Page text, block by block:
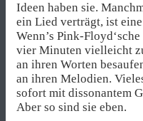
Ideen haben sie.
ein Lied verträgt, ist eine
Wenn’s Pink-
vier Minuten vielleicht
an ihren Worten
an ihren Melodien.
sofort mit dissonantem
Aber so sind sie eben.